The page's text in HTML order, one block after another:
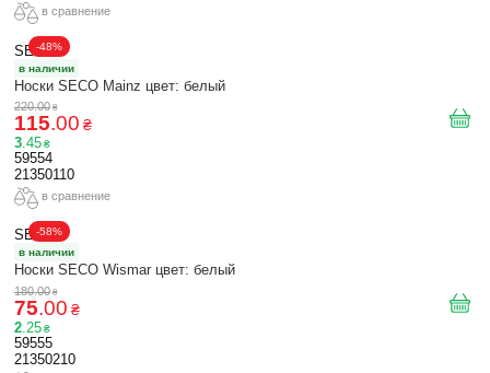
в сравнение
-48%
SECO
в наличии
Носки SECO Mainz цвет: белый
220.00 ₴
115.00 ₴
3. 45 ₴
59554
21350110
в сравнение
-58%
SECO
в наличии
Носки SECO Wismar цвет: белый
180.00 ₴
75.00 ₴
2. 25 ₴
59555
21350210